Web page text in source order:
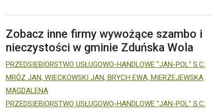
Zobacz inne firmy wywożące szambo i
nieczystości w gminie Zduńska Wola
PRZEDSIĘBIORSTWO USŁUGOWO-HANDLOWE "JAN-POL" S.C.
MRÓZ JAN, WIĘCKOWSKI JAN, BRYCH EWA, MIERZEJEWSKA
MAGDALENA
PRZEDSIĘBIORSTWO USŁUGOWO-HANDLOWE "JAN-POL" S.C.